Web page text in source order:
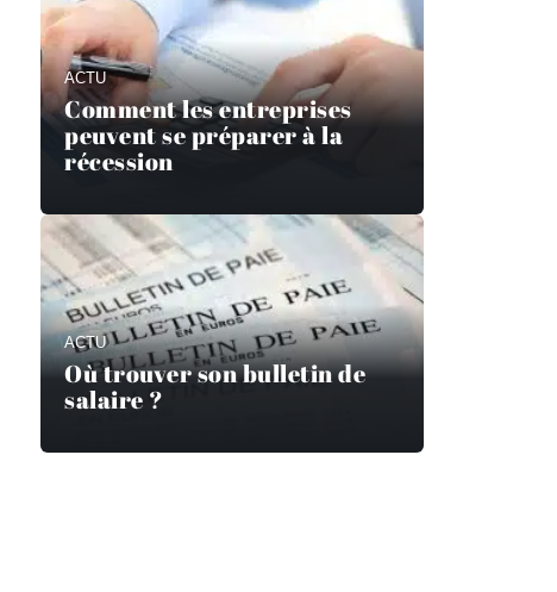
ACTU
Comment les entreprises
peuvent se préparer à la
récession
ACTU
Où trouver son bulletin de
salaire ?